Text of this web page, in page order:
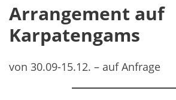
Arrangement auf
Karpatengams
von 30.09-15.12. – auf Anfrage